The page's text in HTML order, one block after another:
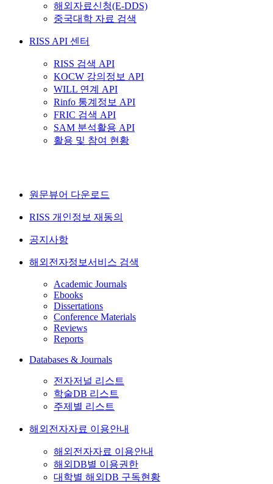
해외자료신청(E-DDS)
중국대학 자료 검색
RISS API 센터
RISS 검색 API
KOCW 강의정보 API
WILL 연계 API
Rinfo 통계정보 API
FRIC 검색 API
SAM 분석활용 API
활용 및 참여 현황
원문뷰어 다운로드
RISS 개인정보 재동의
공지사항
해외전자정보서비스 검색
Academic Journals
Ebooks
Dissertations
Conference Materials
Reviews
Reports
Databases & Journals
전자저널 리스트
학술DB 리스트
주제별 리스트
해외전자자료 이용안내
해외전자자료 이용안내
해외DB별 이용권한
대학별 해외DB 구독현황